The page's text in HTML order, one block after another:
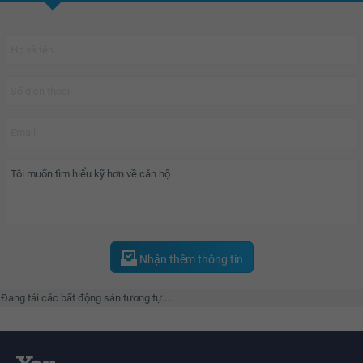
VietinBank - Ngân hàng Thương mại cổ phần Công Thương Việt Nam.
VP Bank - Ngân hàng TMCP Việt Nam Thịnh Vượng.
Nhận thêm thông tin
tải các bất động sản tương tự....